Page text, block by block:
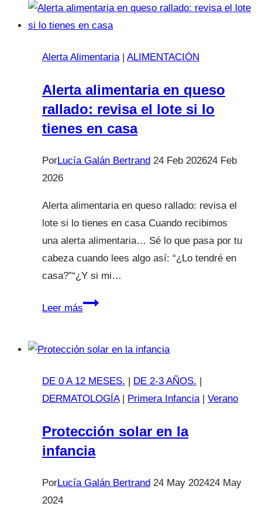
Alerta Alimentaria| ALIMENTACIÓN
Alerta alimentaria en queso
rallado: revisa el lote si lo
tienes en casa
PorLucía Galán Bertrand 24 Feb 202624 Feb
2026
Alerta alimentaria en queso rallado: revisa el
lote si lo tienes en casa Cuando recibimos
una alerta alimentaria… Sé lo que pasa por tu
cabeza cuando lees algo así: “¿Lo tendré en
casa?”“¿Y si mi…
Leer másAlerta
queso
lote
si
lo
tienes
DE 0 A 12 MESES. | DE 2-3 AÑOS. |
DERMATOLOGÍA| Primera Infancia| Verano
Protección solar en la
infancia
PorLucía Galán Bertrand 24 May 202424 May
2024